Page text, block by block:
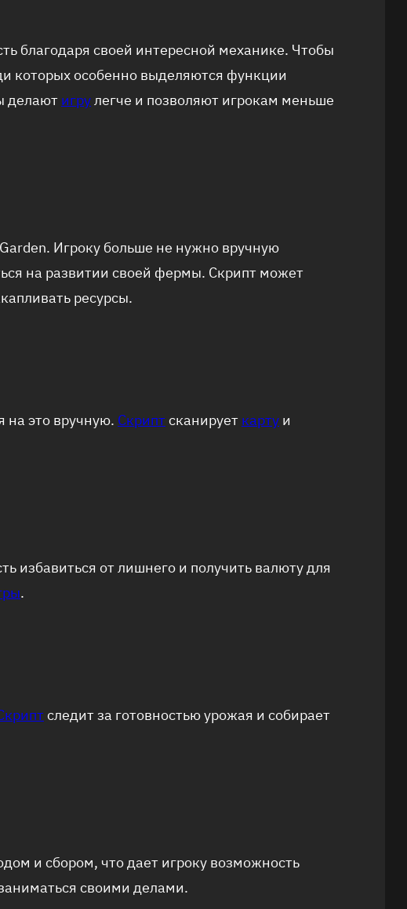
благодаря своей интересной механике. Чтобы
которых особенно выделяются функции
делают игрулегче и позволяют игрокам меньше
Игроку больше не нужно вручную
на развитии своей фермы. Скрипт может
ресурсы.
на это вручную. Скриптсканирует карту и
избавиться от лишнего и получить валюту для
.
следит за готовностью урожая и собирает
и сбором, что дает игроку возможность
своими делами.